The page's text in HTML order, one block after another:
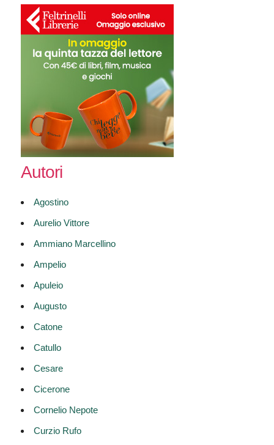
Autori
Agostino
Aurelio Vittore
Ammiano Marcellino
Ampelio
Apuleio
Augusto
Catone
Catullo
Cesare
Cicerone
Cornelio Nepote
Curzio Rufo